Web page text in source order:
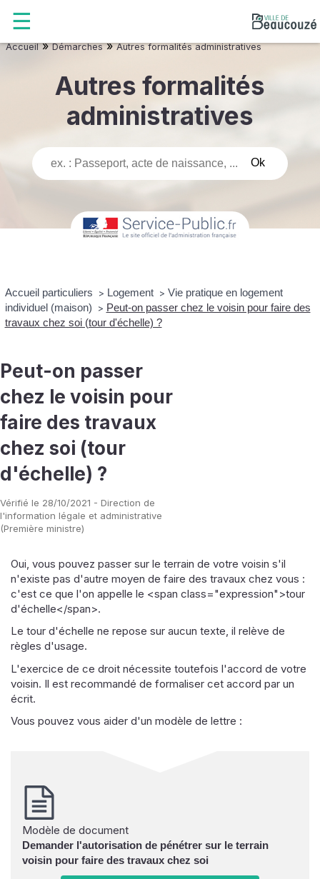
Accueil»Démarches»Autres formalités administratives
Autres formalités
administratives
Accueil particuliers > Logement > Vie pratique en logement
individuel (maison)
> Peut-on passer chez le voisin pour faire des
travaux chez soi (tour d'échelle) ?
Peut-on passer
chez le voisin pour
faire des travaux
chez soi (tour
d'échelle) ?
Vérifié le 28/10/2021 - Direction de
l'information légale et administrative
(Première ministre)
Oui, vous pouvez passer sur le terrain de votre voisin s'il
n'existe pas d'autre moyen de faire des travaux chez vous :
c'est ce que l'on appelle le <span class="expression">tour
d'échelle</span>.
Le tour d'échelle ne repose sur aucun texte, il relève de
règles d'usage.
L'exercice de ce droit nécessite toutefois l'accord de votre
voisin. Il est recommandé de formaliser cet accord par un
écrit.
Vous pouvez vous aider d'un modèle de lettre :
Modèle de document
Demander l'autorisation de pénétrer sur le terrain
voisin pour faire des travaux chez soi